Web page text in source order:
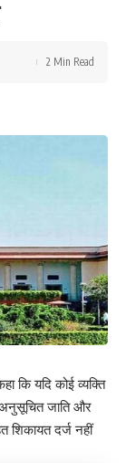
2 Min Read
कि यदि कोई व्यक्ति
अनुसूचित जाति और
शिकायत दर्ज नहीं